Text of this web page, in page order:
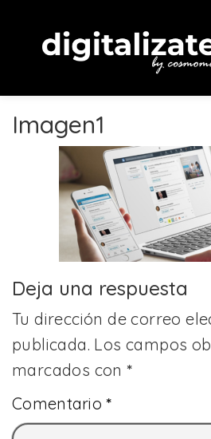
Imagen1
Deja una respuesta
Tu dirección de correo
publicada. Los campos
marcados con*
Comentario*